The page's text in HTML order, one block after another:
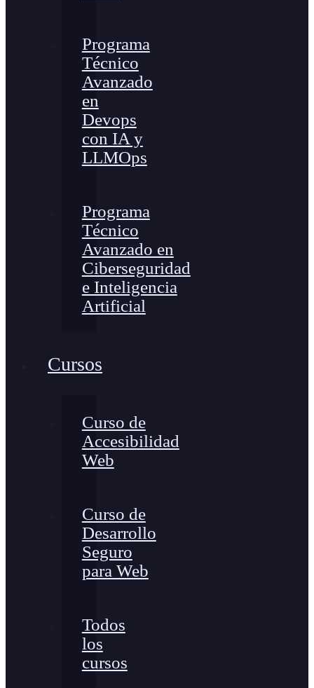
Programa
Técnico
Avanzado
en
Devops
con IA y
LLMOps
Programa
Técnico
Avanzado en
Ciberseguridad
e Inteligencia
Artificial
Cursos
Curso de
Accesibilidad
Web
Curso de
Desarrollo
Seguro
para Web
Todos
los
cursos